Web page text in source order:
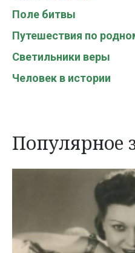
Поле битвы
Путешествия по
Светильники веры
Человек в истории
Популярное